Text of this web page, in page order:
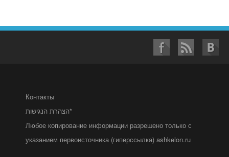
Контакты
הצהרת הנגישות*
Любое копирование информации разрешено только с
указанием первоисточника (гиперссылка) ashkelon.ru